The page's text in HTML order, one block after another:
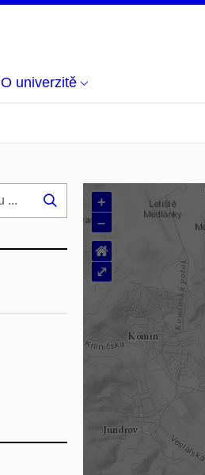
O univerzitě
+
–
⌂
⤢
Hledej